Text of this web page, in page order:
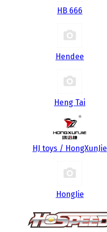
HB 666
Hendee
Heng Tai
HJ toys / HongXunJie
HongJie